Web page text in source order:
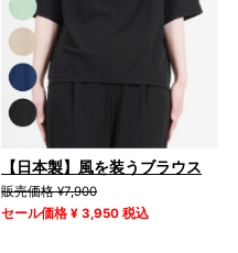
【日本製】風を装うブラウス
販売価格 ¥7,900
セール価格 ¥ 3,950 税込